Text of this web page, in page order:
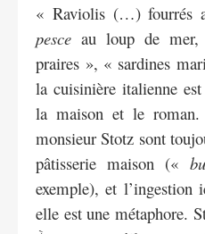
« Raviolis (…) fourrés
pesce au loup de mer,
praires », « sardines
la cuisinière italienne
la maison et le roman.
monsieur Stotz sont
pâtisserie maison («
exemple), et l’ingestion
elle est une métaphore.